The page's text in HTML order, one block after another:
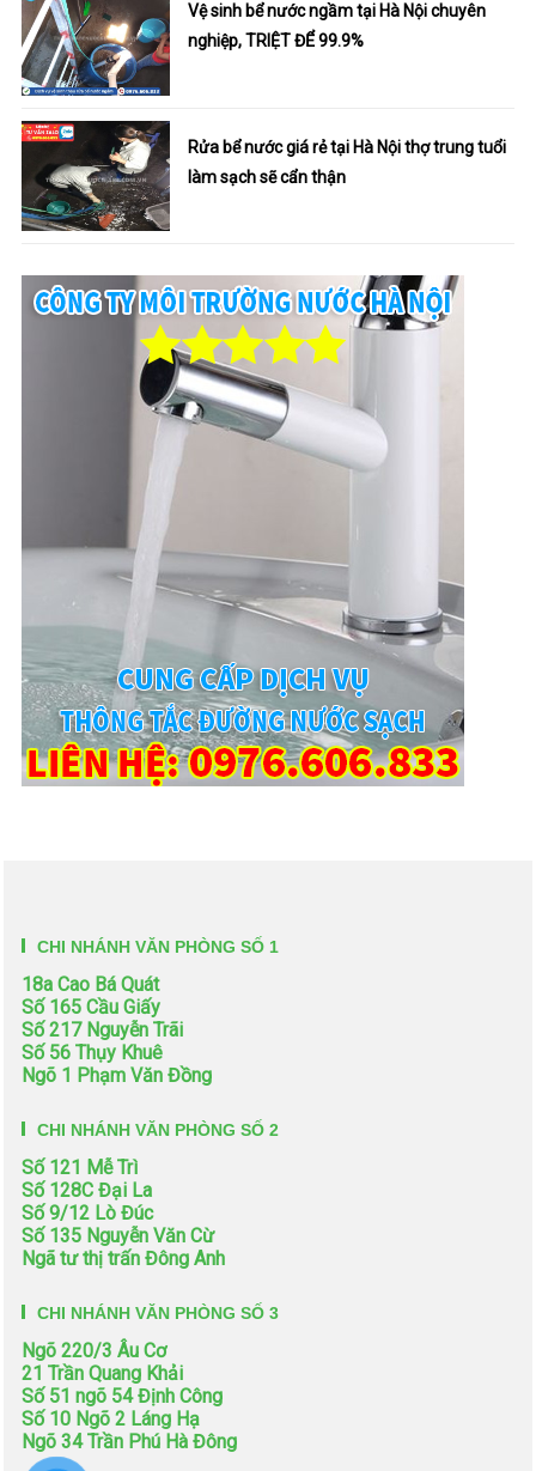
Vệ sinh bể nước ngầm tại Hà Nội chuyên
nghiệp, TRIỆT ĐỂ 99.9%
Rửa bể nước giá rẻ tại Hà Nội thợ trung tuổi
làm sạch sẽ cẩn thận
CHI NHÁNH VĂN PHÒNG SỐ 1
18a Cao Bá Quát
Số 165 Cầu Giấy
Số 217 Nguyễn Trãi
Số 56 Thụy Khuê
Ngõ 1 Phạm Văn Đồng
CHI NHÁNH VĂN PHÒNG SỐ 2
Số 121 Mễ Trì
Số 128C Đại La
Số 9/12 Lò Đúc
Số 135 Nguyễn Văn Cừ
Ngã tư thị trấn Đông Anh
CHI NHÁNH VĂN PHÒNG SỐ 3
Ngõ 220/3 Âu Cơ
21 Trần Quang Khải
Số 51 ngõ 54 Định Công
Số 10 Ngõ 2 Láng Hạ
Ngõ 34 Trần Phú Hà Đông